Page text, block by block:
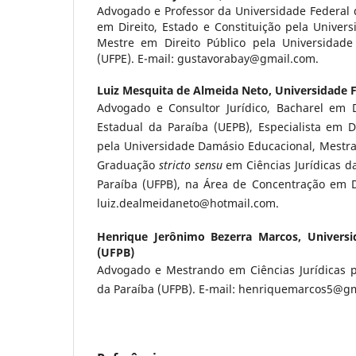
Advogado e Professor da Universidade Federal
em Direito, Estado e Constituição pela
Mestre em Direito Público pela
(UFPE). E-mail: gustavorabay@gmail.com.
Luiz Mesquita de Almeida Neto, Universidade
Advogado e Consultor Jurídico, Bacharel em
Estadual da Paraíba (UEPB), Especialista em
pela Universidade Damásio Educacional,
Graduação stricto sensuem Ciências Jurídicas
Paraíba (UFPB), na Área de Concentração em
luiz.dealmeidaneto@hotmail.com.
Henrique Jerônimo Bezerra Marcos,
(UFPB)
Advogado e Mestrando em Ciências Jurídicas
da Paraíba (UFPB). E-mail: